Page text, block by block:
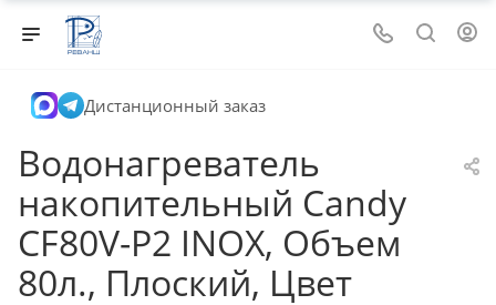
Дистанционный заказ
Водонагреватель
накопительный Candy
CF80V-P2 INOX, Объем
80л., Плоский, Цвет